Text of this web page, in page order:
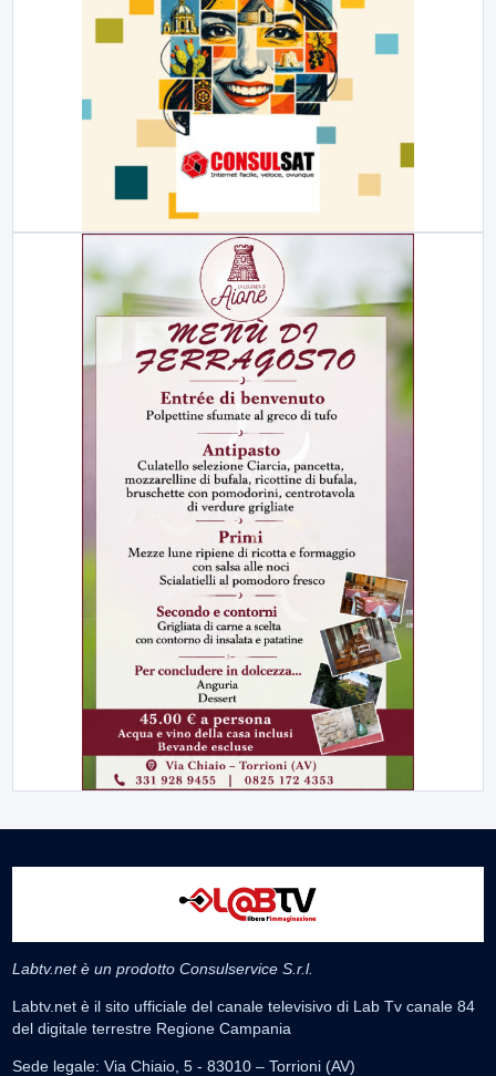
Labtv.net è un prodotto Consulservice S.r.l.
Labtv.net è il sito ufficiale del canale televisivo di Lab Tv canale 84
del digitale terrestre Regione Campania
Sede legale: Via Chiaio, 5 - 83010 – Torrioni (AV)